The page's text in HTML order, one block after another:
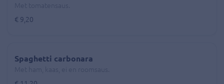
€ 9,20
Spaghetti carbonara